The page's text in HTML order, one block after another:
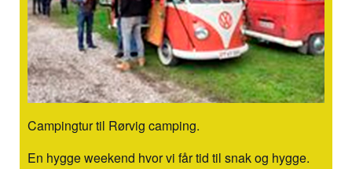
Campingtur til Rørvig camping.
En hygge weekend hvor vi får tid til snak og hygge.